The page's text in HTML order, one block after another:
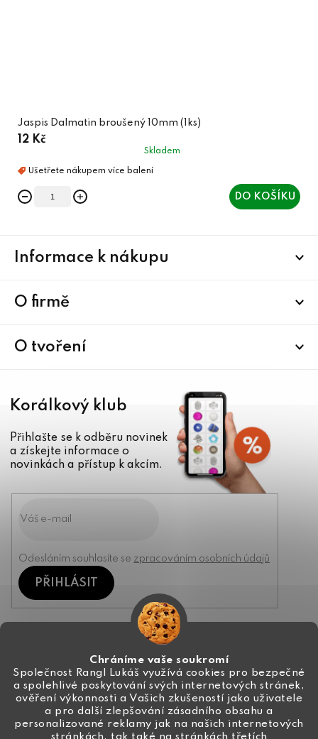
Chráníme vaše soukromí
Společnost Rangl Lukáš využívá cookies pro bezpečné
a spolehlivé poskytování svých internetových stránek,
ověření výkonnosti a Vašich zkušeností jako uživatele
a pro další zlepšování zásadního obsahu a
personalizované reklamy jak na našich internetových
Jaspis Dalmatin broušený 10mm (1ks)
12 Kč
Skladem
DO KOŠÍKU
Informace k nákupu
O firmě
O tvoření
Korálkový klub
Přihlašte se k odběru novinek
a získejte informace o
novinkách a přístup k akcím.
Odesláním souhlasíte se zpracováním osobních údajů
PŘIHLÁSIT
info@ceske-koralky.cz
+420 774 444 191